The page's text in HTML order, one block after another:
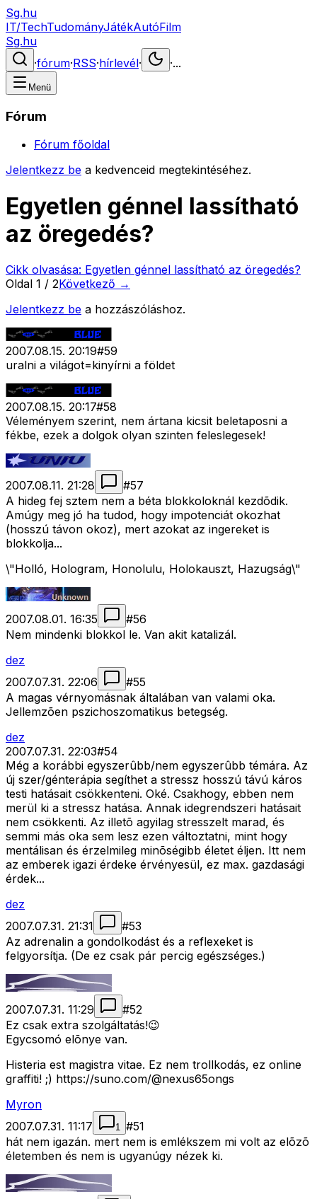
Sg.hu
IT/TechTudományJátékAutóFilm
Sg.hu
·fórum·RSS·hírlevél· ·...
Menü
Fórum
Fórum főoldal
Jelentkezz be a kedvenceid megtekintéséhez.
Egyetlen génnel lassítható
az öregedés?
Cikk olvasása: Egyetlen génnel lassítható az öregedés?
Oldal 1 / 2Következő →
Jelentkezz be a hozzászóláshoz.
2007.08.15. 20:19#59
uralni a világot=kinyírni a földet
2007.08.15. 20:17#58
Véleményem szerint, nem ártana kicsit beletaposni a
fékbe, ezek a dolgok olyan szinten feleslegesek!
2007.08.11. 21:28 #57
A hideg fej sztem nem a béta blokkoloknál kezdõdik.
Amúgy meg jó ha tudod, hogy impotenciát okozhat
(hosszú távon okoz), mert azokat az ingereket is
blokkolja...
\"Holló, Hologram, Honolulu, Holokauszt, Hazugság\"
2007.08.01. 16:35 #56
Nem mindenki blokkol le. Van akit katalizál.
dez
2007.07.31. 22:06
#55
A magas vérnyomásnak általában van valami oka.
Jellemzõen pszichoszomatikus betegség.
dez
2007.07.31. 22:03#54
Még a korábbi egyszerûbb/nem egyszerûbb témára. Az
új szer/génterápia segíthet a stressz hosszú távú káros
testi hatásait csökkenteni. Oké. Csakhogy, ebben nem
merül ki a stressz hatása. Annak idegrendszeri hatásait
nem csökkenti. Az illetõ agyilag stresszelt marad, és
semmi más oka sem lesz ezen változtatni, mint hogy
mentálisan és érzelmileg minõségibb életet éljen. Itt nem
az emberek igazi érdeke érvényesül, ez max. gazdasági
érdek...
dez
2007.07.31. 21:31
#53
Az adrenalin a gondolkodást és a reflexeket is
felgyorsítja. (De ez csak pár percig egészséges.)
2007.07.31. 11:29 #52
Ez csak extra szolgáltatás!😉
Egycsomó elõnye van.
Histeria est magistra vitae. Ez nem trollkodás, ez online
graffiti! ;) https://suno.com/@nexus65ongs
Myron
2007.07.31. 11:17
1 #51
hát nem igazán. mert nem is emlékszem mi volt az elõzõ
életemben és nem is ugyanúgy nézek ki.